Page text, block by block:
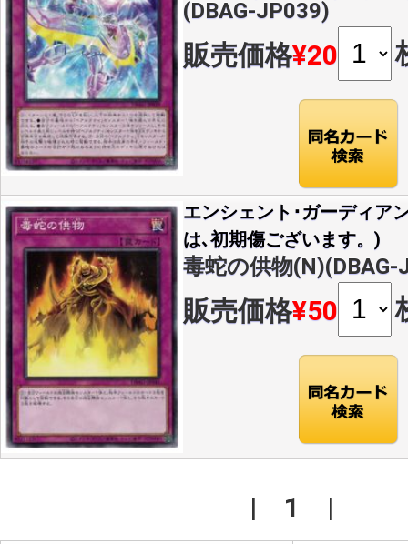
(DBAG-JP039)
販売価格¥20
エンシェント･ガーディア
は､初期傷ございます。)
毒蛇の供物(N)(DBAG-
販売価格¥50
| 1 |